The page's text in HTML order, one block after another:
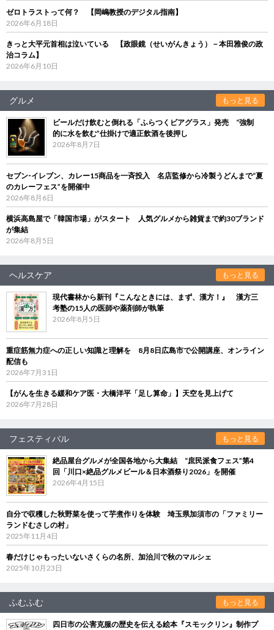
ゼロトラストって何？ 【岡嶋教授のデジタル指南】
2026年6月18日
きっと大平元首相は泣いている 【政眼鏡（せいがんきょう）－本田雅俊の政
治コラム】
2026年6月10日
グルメ もっと見る
ビールだけ飲むと倒れる「ふらつくビアグラス」発売 “強制
的に水を飲む”仕掛けで適正飲酒を後押し
2026年8月7日
セブン‐イレブン、カレー15商品を一斉投入 名店監修から冷製うどんまで“夏
のカレーフェス”を開催中
2026年8月6日
横浜高島屋で「韓国市場」がスタート 人気グルメから雑貨まで約30ブランド
が集結
2026年8月5日
ヘルスケア もっと見る
現代書林から新刊『こんなときには、まず、漢方！』 漢方三
考塾の15人の医師や薬剤師が執筆
2026年8月5日
重症筋無力症への正しい知識と理解を 8月8日広島市で公開講座、オンライン
配信も
2026年7月31日
【がんを生きる緩和ケア医・大橋洋平「足し算命」】天空を見上げて
2026年7月28日
フェスティバル もっと見る
絶品屋台グルメが全国各地から大集結 “庶民派食フェス”第4
回「川口×絶品グルメビール＆日本酒祭り2026」を開催
2026年4月15日
自分で収穫した秋野菜を使って芋煮作りを体験 埼玉県加須市の「ファミリー
ランドむさしの村」
2025年11月4日
春だけじゃもったいないさくらの名所、加治川で秋のマルシェ
2025年10月23日
ふむふむ もっと見る
四日市の公害克服の歴史を伝える絵本『スモックリン』制作プ